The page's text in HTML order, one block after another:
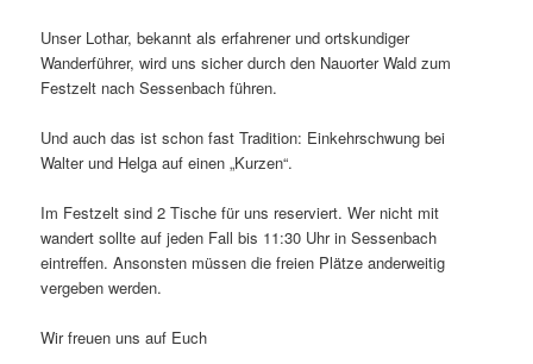
Unser Lothar, bekannt als erfahrener und ortskundiger
Wanderführer, wird uns sicher durch den Nauorter Wald zum
Festzelt nach Sessenbach führen.
Und auch das ist schon fast Tradition: Einkehrschwung bei
Walter und Helga auf einen „Kurzen“.
Im Festzelt sind 2 Tische für uns reserviert. Wer nicht mit
wandert sollte auf jeden Fall bis 11:30 Uhr in Sessenbach
eintreffen. Ansonsten müssen die freien Plätze anderweitig
vergeben werden.
Wir freuen uns auf Euch